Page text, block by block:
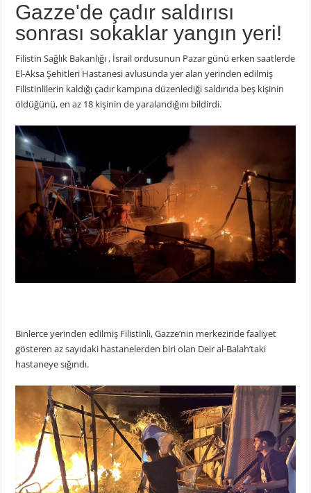
Gazze'de çadır saldırısı
sonrası sokaklar yangın yeri!
Filistin Sağlık Bakanlığı , İsrail ordusunun Pazar günü erken saatlerde
El-Aksa Şehitleri Hastanesi avlusunda yer alan yerinden edilmiş
Filistinlilerin kaldığı çadır kampına düzenlediği saldırıda beş kişinin
öldüğünü, en az 18 kişinin de yaralandığını bildirdi.
Binlerce yerinden edilmiş Filistinli, Gazze’nin merkezinde faaliyet
gösteren az sayıdaki hastanelerden biri olan Deir al-Balah’taki
hastaneye sığındı.